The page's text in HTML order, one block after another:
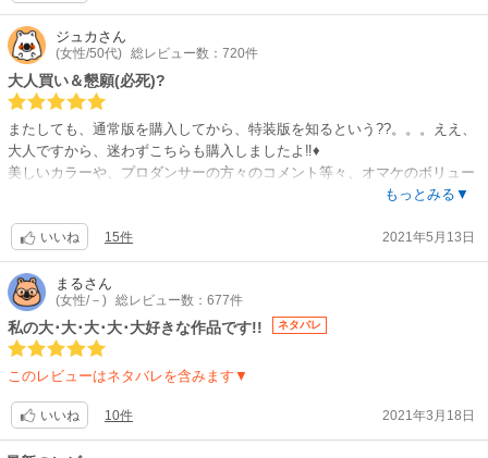
ジュカ さん
(女性/50代) 総レビュー数：720件
大人買い＆懇願(必死)?
またしても、通常版を購入してから、特装版を知るという??。。。ええ、
大人ですから、迷わずこちらも購入しましたよ‼♦
美しいカラーや、プロダンサーの方々のコメント等々、オマケのボリュー
何か、やっぱり、中身鈴木なんだけど(笑)杉木受けぽいような?⁉?
ラブリー受け１択の私、スッゴい困るんですけど?
黒髪女王様受けなんて、世間に山のよーにあるじゃないですか⁉?
ココだけは‼ココだけはッ‼何が何でも、黒髪帝王攻め、クルクル巻き髪受
けで‼‼♦
どちらも同じ男性的な2人、魂×魂の2人だからこそ、ココは何とか‼エロ怖
い美人キング?×セクシーちゃん?でッ‼‼♦
ッ‼♦
そして『スタンダードの引き締まったお尻こそ、攻めの頂点』‼‼‼♦
もっとみる▼
いいね 15件 2021年5月13日
まるさん
(女性/－) 総レビュー数：677件
私の大･大･大･大･大好きな作品です!! ネタバレ
このレビューはネタバレを含みます▼
いいね 10件 2021年3月18日